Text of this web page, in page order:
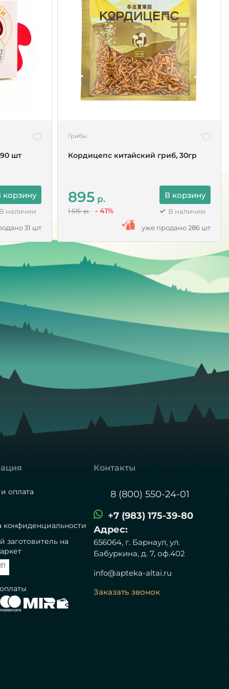
шт
корзину
наличии
31 шт
Грибы
Кордицепс китайский гриб, 30гр
895р.
1 515 р. - 41%
В корзину
В наличии
уже продано 286 шт
оплата
конфиденциальности
заготовитель на
Контакты
8 (800) 550-24-01
+7 (983) 175-39-80
Адрес:
656064, г. Барнаул, ул.
Бабуркина, д. 7, оф.402
info@apteka-altai.ru
Заказать звонок